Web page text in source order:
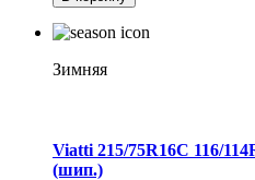
Viatti
175/65R14
Brina
TL
(шип.)
Зимняя
Viatti 215/75R16C 116/
(шип.)